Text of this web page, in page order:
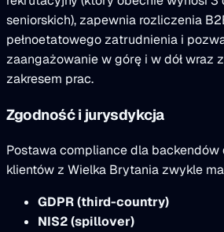
seniorskich), zapewnia rozliczenia
pełnoetatowego zatrudnienia i
zaangażowanie w górę i w dół wraz
zakresem prac.
Zgodność i jurysdykcja
Postawa compliance dla backendów
klientów z Wielka Brytania zwykle
GDPR (third-country)
NIS2 (spillover)